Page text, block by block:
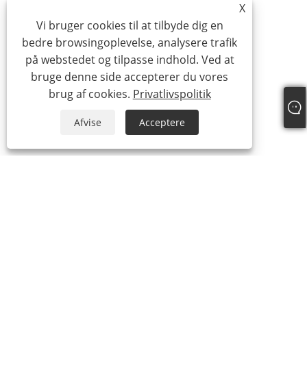
X
Vi bruger cookies til at tilbyde dig en
bedre browsingoplevelse, analysere trafik
på webstedet og tilpasse indhold. Ved at
bruge denne side accepterer du vores
brug af cookies. Privatlivspolitik
Afvise Acceptere